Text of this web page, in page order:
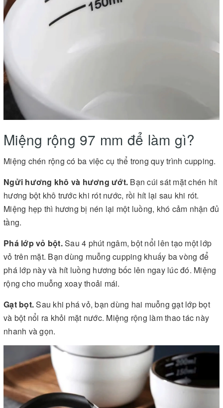
Miệng rộng 97 mm để làm gì?
Miệng chén rộng có ba việc cụ thể trong quy trình cupping.
Ngửi hương khô và hương ướt. Bạn cúi sát mặt chén hít
hương bột khô trước khi rót nước, rồi hít lại sau khi rót.
Miệng hẹp thì hương bị nén lại một luồng, khó cảm nhận đủ
tầng.
Phá lớp vỏ bột.Sau 4 phút ngâm, bột nổi lên tạo một lớp
vỏ trên mặt. Bạn dùng muỗng cupping khuấy ba vòng để
phá lớp này và hít luồng hương bốc lên ngay lúc đó. Miệng
rộng cho muỗng xoay thoải mái.
Gạt bọt.Sau khi phá vỏ, bạn dùng hai muỗng gạt lớp bọt
và bột nổi ra khỏi mặt nước. Miệng rộng làm thao tác này
nhanh và gọn.